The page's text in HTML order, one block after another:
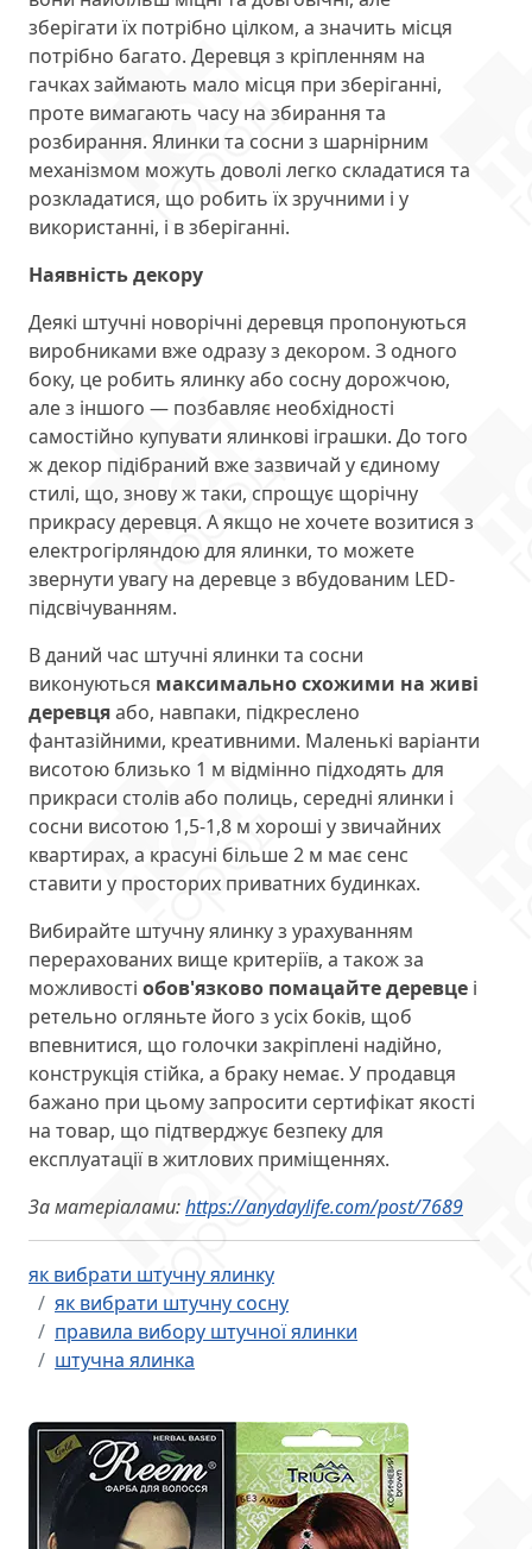
зберігати їх потрібно цілком, а значить місця
потрібно багато. Деревця з кріпленням на
гачках займають мало місця при зберіганні,
проте вимагають часу на збирання та
розбирання. Ялинки та сосни з шарнірним
механізмом можуть доволі легко складатися та
розкладатися, що робить їх зручними і у
використанні, і в зберіганні.
Наявність декору
Деякі штучні новорічні деревця пропонуються
виробниками вже одразу з декором. З одного
боку, це робить ялинку або сосну дорожчою,
але з іншого — позбавляє необхідності
самостійно купувати ялинкові іграшки. До того
ж декор підібраний вже зазвичай у єдиному
стилі, що, знову ж таки, спрощує щорічну
прикрасу деревця. А якщо не хочете возитися з
електрогірляндою для ялинки, то можете
звернути увагу на деревце з вбудованим LED-
підсвічуванням.
В даний час штучні ялинки та сосни
виконуються максимально схожими на живі
деревцяабо, навпаки, підкреслено
фантазійними, креативними. Маленькі варіанти
висотою близько 1 м відмінно підходять для
прикраси столів або полиць, середні ялинки і
сосни висотою 1,5-1,8 м хороші у звичайних
квартирах, а красуні більше 2 м має сенс
ставити у просторих приватних будинках.
Вибирайте штучну ялинку з урахуванням
перерахованих вище критеріїв, а також за
можливості обов'язково помацайте деревце і
ретельно огляньте його з усіх боків, щоб
впевнитися, що голочки закріплені надійно,
конструкція стійка, а браку немає. У продавця
бажано при цьому запросити сертифікат якості
на товар, що підтверджує безпеку для
експлуатації в житлових приміщеннях.
За матеріалами:https://anydaylife.com/post/7689
як вибрати штучну ялинку
як вибрати штучну сосну
правила вибору штучної ялинки
штучна ялинка